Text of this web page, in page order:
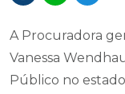
A Procuradora
Vanessa
Público no